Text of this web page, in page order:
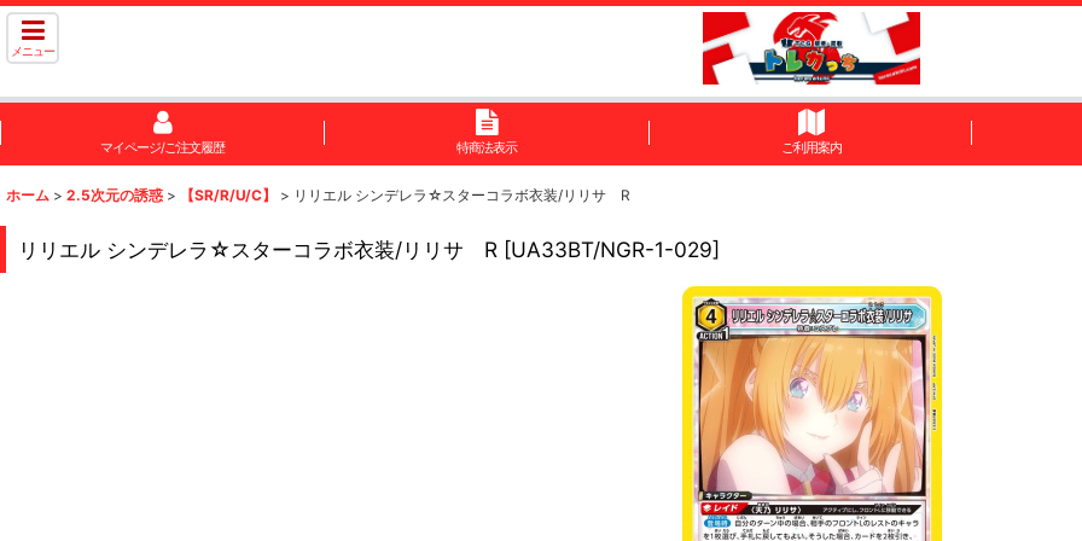
メニュー
マイページ/ご注文履歴 特商法表示 ご利用案内
ホーム > 2.5次元の誘惑 > 【SR/R/U/C】 > リリエル シンデレラ☆スターコラボ衣装/リリサ R
リリエル シンデレラ☆スターコラボ衣装/リリサ R [UA33BT/NGR-1-029]